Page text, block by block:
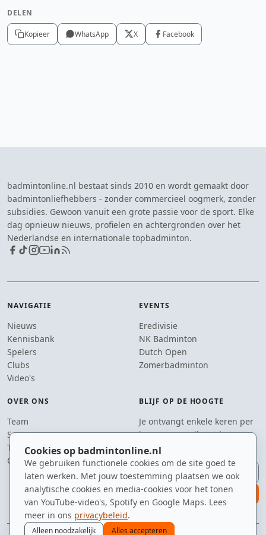
Cookies op badmintonline.nl
We gebruiken functionele cookies om de site goed te
laten werken. Met jouw toestemming plaatsen we ook
analytische cookies en media-cookies voor het tonen
van YouTube-video's, Spotify en Google Maps. Lees
meer in ons privacybeleid.
Alleen noodzakelijk Alles accepteren
DELEN
Kopieer WhatsApp X Facebook
badmintonline.nl bestaat sinds 2010 en wordt gemaakt door
badmintonliefhebbers - zonder commercieel oogmerk, zonder
subsidies. Gewoon vanuit een grote passie voor de sport. Elke
dag opnieuw nieuws, profielen en achtergronden over het
Nederlandse en internationale topbadminton.
NAVIGATIE
Nieuws
Kennisbank
Spelers
Clubs
Video's
EVENTS
Eredivisie
NK Badminton
Dutch Open
Zomerbadminton
OVER ONS
Team
Supporters
Tip de redactie
Contact
BLIJF OP DE HOOGTE
Je ontvangt enkele keren per
jaar een e-mail met het
laatste badmintonnieuws.
E-mailadres
aanmelden